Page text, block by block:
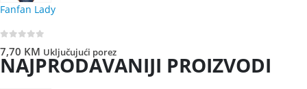
Fanfan Lady
7,70 KM Uključujući porez
NAJPRODAVANIJI PROIZVODI